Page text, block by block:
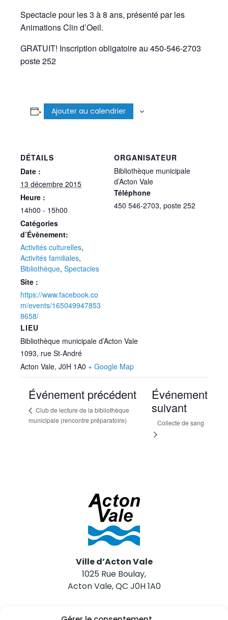
Spectacle pour les 3 à 8 ans, présenté par les
Animations Clin d’Oeil.
GRATUIT! Inscription obligatoire au 450-546-2703
poste 252
Ajouter au calendrier
DÉTAILS
Date :
13 décembre 2015
Heure :
14h00 - 15h00
Catégories
d’Évènement:
Activités culturelles,
Activités familiales,
Bibliothèque, Spectacles
Site :
https://www.facebook.co
m/events/165049947853
8658/
LIEU
Bibliothèque municipale d’Acton Vale
1093, rue St-André
Acton Vale, J0H 1A0 + Google Map
ORGANISATEUR
Bibliothèque municipale
d’Acton Vale
Téléphone
450 546-2703, poste 252
Événement précédent
Club de lecture de la bibliothèque
municipale (rencontre préparatoire)
Événement
suivant
Collecte de sang
Ville d’Acton Vale
1025 Rue Boulay,
Acton Vale, QC J0H 1A0
Nous joindre